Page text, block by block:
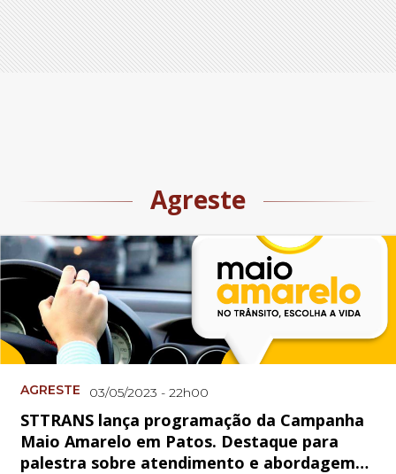
Agreste
AGRESTE 03/05/2023 - 22h00
STTRANS lança programação da Campanha
Maio Amarelo em Patos. Destaque para
palestra sobre atendimento e abordagem